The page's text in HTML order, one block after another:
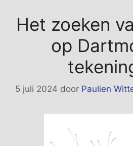
Het zoeken
op
5 juli 2024 door Paulien